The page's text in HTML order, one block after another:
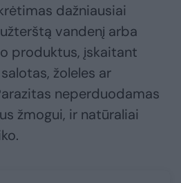
dažniausiai
vandenį arba
produktus, įskaitant
žoleles ar
neperduodamas
žmogui, ir natūraliai